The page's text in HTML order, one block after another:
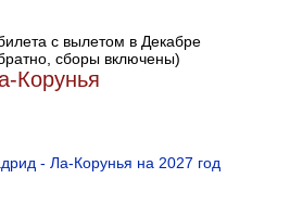
с вылетом в Декабре
сборы включены)
Корунья
- Ла-Корунья на 2027 год